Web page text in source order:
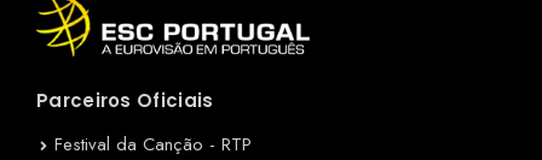
Parceiros Oficiais
Festival da Canção - RTP